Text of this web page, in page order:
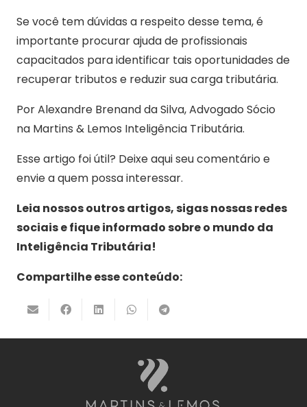
Se você tem dúvidas a respeito desse tema, é
importante procurar ajuda de profissionais
capacitados para identificar tais oportunidades de
recuperar tributos e reduzir sua carga tributária.
Por Alexandre Brenand da Silva, Advogado Sócio
na Martins & Lemos Inteligência Tributária.
Esse artigo foi útil? Deixe aqui seu comentário e
envie a quem possa interessar.
Leia nossos outros artigos, sigas nossas redes
sociais e fique informado sobre o mundo da
Inteligência Tributária!
Compartilhe esse conteúdo: